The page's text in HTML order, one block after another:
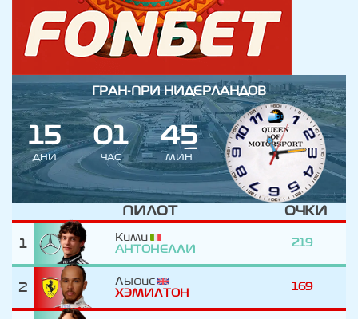
ГРАН-ПРИ НИДЕРЛАНДОВ
15
ДНИ
01
ЧАС
45
МИН
ПИЛОТ ОЧКИ
1
Кими
АНТОНЕЛЛИ
219
2
Льюис
ХЭМИЛТОН
169